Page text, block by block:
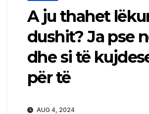
A ju thahet
dushit? Ja pse
dhe si të
për të
AUG 4, 2024